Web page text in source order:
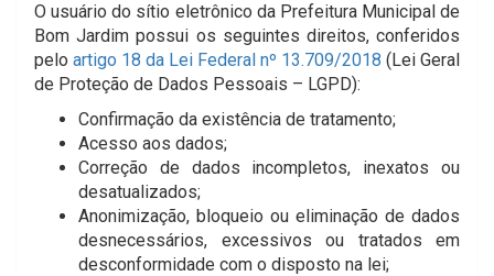
O usuário do sítio eletrônico da Prefeitura Municipal de
Bom Jardim possui os seguintes direitos, conferidos
pelo artigo 18 da Lei Federal nº 13.709/2018 (Lei Geral
de Proteção de Dados Pessoais – LGPD):
Confirmação da existência de tratamento;
Acesso aos dados;
Correção de dados incompletos, inexatos ou
desatualizados;
Anonimização, bloqueio ou eliminação de dados
desnecessários, excessivos ou tratados em
desconformidade com o disposto na lei;